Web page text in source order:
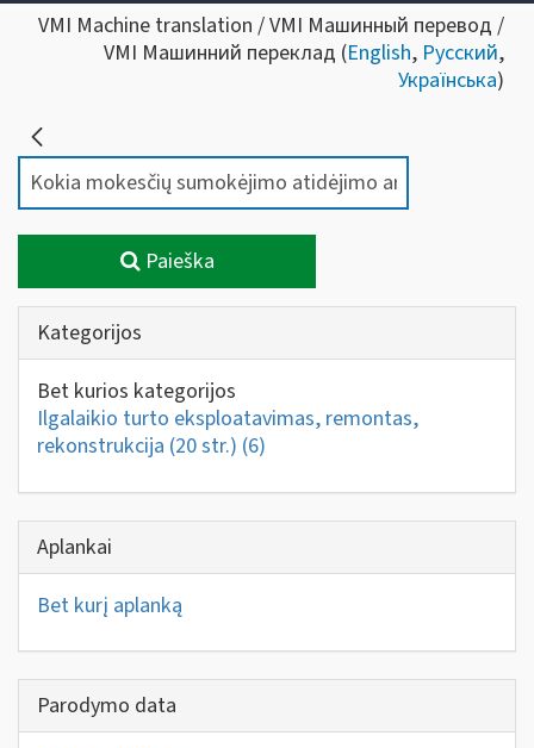
VMI Machine translation / VMI Машинный перевод /
VMI Машинний переклад (English, Русский,
Українська)
Paieška
Kategorijos
Bet kurios kategorijos
Ilgalaikio turto eksploatavimas, remontas,
rekonstrukcija (20 str.) (6)
Aplankai
Bet kurį aplanką
Parodymo data